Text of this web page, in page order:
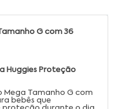
G com 36
Huggies Proteção
Mega Tamanho G com
bebês que